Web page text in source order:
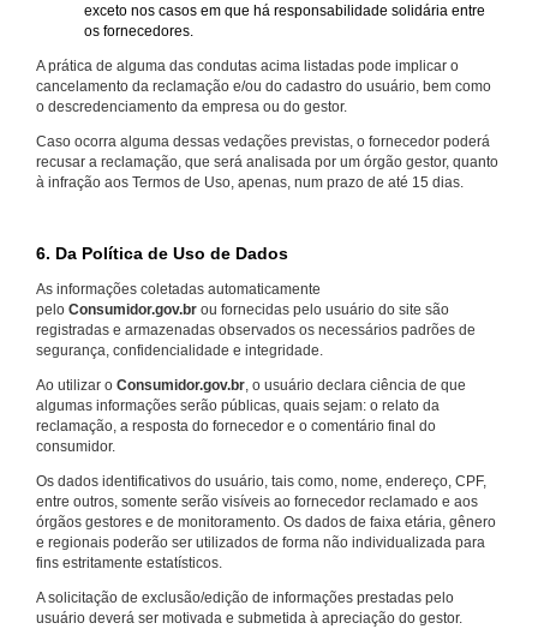
exceto nos casos em que há responsabilidade solidária entre
os fornecedores.
A prática de alguma das condutas acima listadas pode implicar o
cancelamento da reclamação e/ou do cadastro do usuário, bem como
o descredenciamento da empresa ou do gestor.
Caso ocorra alguma dessas vedações previstas, o fornecedor poderá
recusar a reclamação, que será analisada por um órgão gestor, quanto
à infração aos Termos de Uso, apenas, num prazo de até 15 dias.
6. Da Política de Uso de Dados
As informações coletadas automaticamente
pelo Consumidor.gov.br ou fornecidas pelo usuário do site são
registradas e armazenadas observados os necessários padrões de
segurança, confidencialidade e integridade.
Ao utilizar o Consumidor.gov.br , o usuário declara ciência de que
algumas informações serão públicas, quais sejam: o relato da
reclamação, a resposta do fornecedor e o comentário final do
consumidor.
Os dados identificativos do usuário, tais como, nome, endereço, CPF,
entre outros, somente serão visíveis ao fornecedor reclamado e aos
órgãos gestores e de monitoramento. Os dados de faixa etária, gênero
e regionais poderão ser utilizados de forma não individualizada para
fins estritamente estatísticos.
A solicitação de exclusão/edição de informações prestadas pelo
usuário deverá ser motivada e submetida à apreciação do gestor.